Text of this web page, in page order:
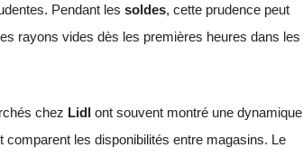
Pendant les soldes, cette prudence peut
rayons vides dès les premières heures dans les
chez Lidlont souvent montré une dynamique
les disponibilités entre magasins. Le